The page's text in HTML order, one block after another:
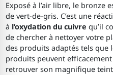
Exposé à l’air libre, le bronze
de vert-de-gris. C’est une
à l’oxydation du cuivre qu’il
de chercher à nettoyer votre
des produits adaptés tels que
produits peuvent
retrouver son magnifique